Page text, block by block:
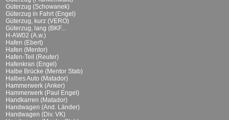
Güterzug (Schowanek)
Güterzug in Fahrt (Engel)
Güterzug, kurz (VERO)
Güterzug, lang (BKF...
H-AW02 (A.w.)
Hafen (Ebert)
Hafen (Mentor)
Hafen-Teil (Reuter)
Hafenkran (Engel)
Halbe Brücke (Mentor Stab)
Halbes Auto (Matador)
Hammerwerk (Anker)
Hammerwerk (Paul Engel)
Handkarren (Matador)
Handwagen (And. Länder)
Handwagen (Div. VK)